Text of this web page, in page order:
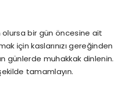
olursa bir gün öncesine ait
için kaslarınızı gereğinden
günlerde muhakkak dinlenin.
tamamlayın.